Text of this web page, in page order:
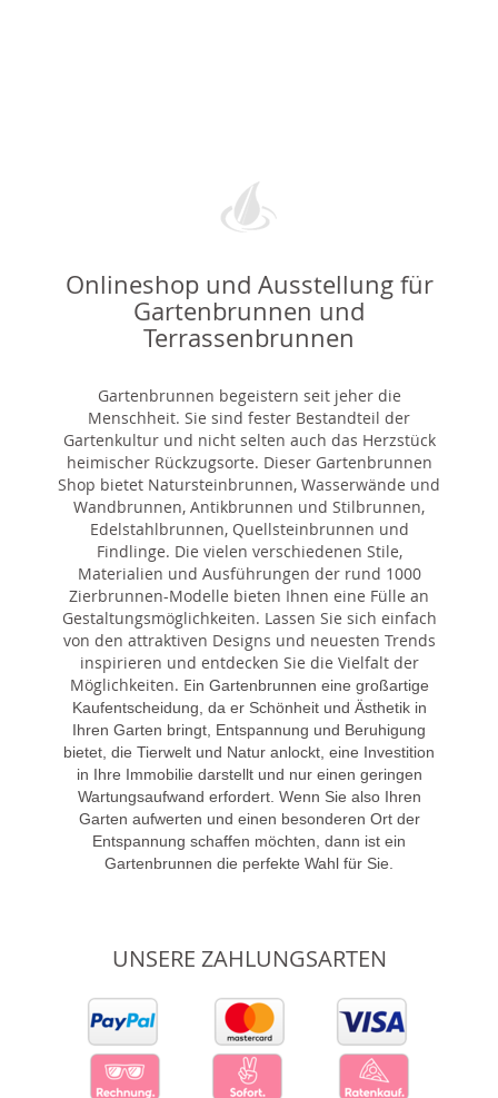
Onlineshop und Ausstellung für
Gartenbrunnen und
Terrassenbrunnen
Gartenbrunnen begeistern seit jeher die
Menschheit. Sie sind fester Bestandteil der
Gartenkultur und nicht selten auch das Herzstück
heimischer Rückzugsorte. Dieser Gartenbrunnen
Shop bietet Natursteinbrunnen, Wasserwände und
Wandbrunnen, Antikbrunnen und Stilbrunnen,
Edelstahlbrunnen, Quellsteinbrunnen und
Findlinge. Die vielen verschiedenen Stile,
Materialien und Ausführungen der rund 1000
Zierbrunnen-Modelle bieten Ihnen eine Fülle an
Gestaltungsmöglichkeiten. Lassen Sie sich einfach
von den attraktiven Designs und neuesten Trends
inspirieren und entdecken Sie die Vielfalt der
Möglichkeiten. Ein Gartenbrunnen eine großartige
Kaufentscheidung, da er Schönheit und Ästhetik in
Ihren Garten bringt, Entspannung und Beruhigung
bietet, die Tierwelt und Natur anlockt, eine Investition
in Ihre Immobilie darstellt und nur einen geringen
Wartungsaufwand erfordert. Wenn Sie also Ihren
Garten aufwerten und einen besonderen Ort der
Entspannung schaffen möchten, dann ist ein
Gartenbrunnen die perfekte Wahl für Sie.
UNSERE ZAHLUNGSARTEN